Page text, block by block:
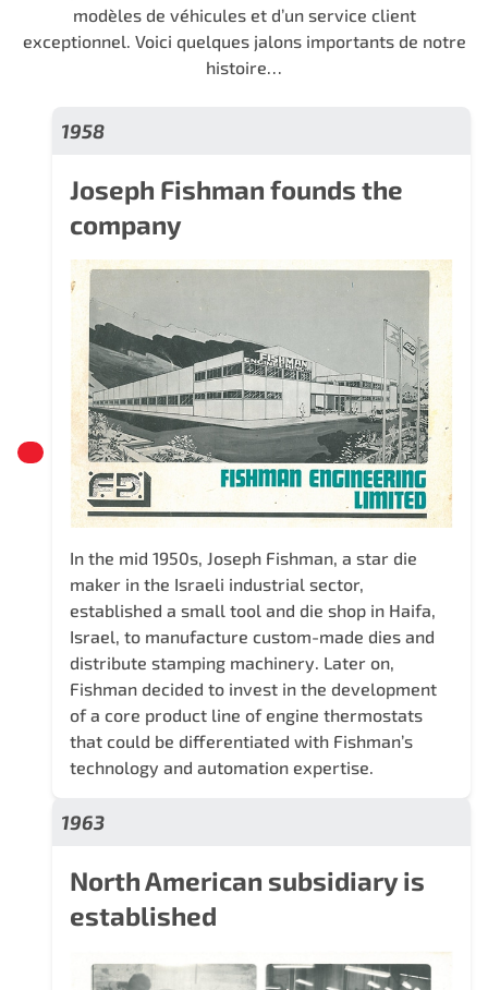
modèles de véhicules et d’un service client
exceptionnel. Voici quelques jalons importants de notre
histoire…
1958
Joseph Fishman founds the
company
In the mid 1950s, Joseph Fishman, a star die
maker in the Israeli industrial sector,
established a small tool and die shop in Haifa,
Israel, to manufacture custom-made dies and
distribute stamping machinery. Later on,
Fishman decided to invest in the development
of a core product line of engine thermostats
that could be differentiated with Fishman’s
technology and automation expertise.
1963
North American subsidiary is
established